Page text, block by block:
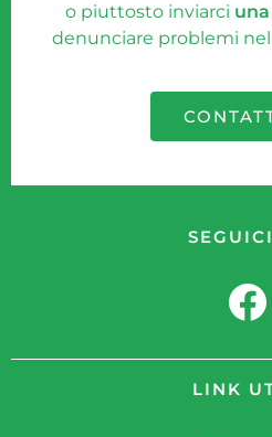
o piuttosto inviarci
denunciare problemi
LINK